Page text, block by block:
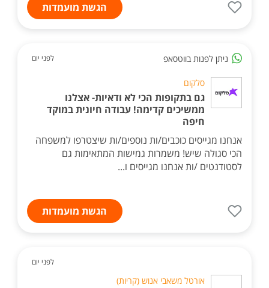
הגשת מועמדות
ניתן לפנות בווטסאפ לפני יום
סלקום
גם בתקופות הכי לא ודאיות- אצלנו
ממשיכים קדימה! עבודה חיונית במוקד
חיפה
אנחנו מגייסים כוכבים/ות נוספים/ות שיצטרפו למשפחה
הכי סגולה שיש! משמרות גמישות המתאימות גם
לסטודנטים /ות אנחנו מגייסים ו...
הגשת מועמדות
לפני יום
אורטל משאבי אנוש (קריות)